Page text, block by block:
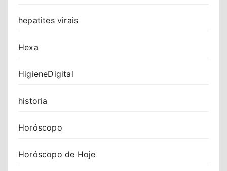
hepatites virais
Hexa
HigieneDigital
historia
Horóscopo
Horóscopo de Hoje